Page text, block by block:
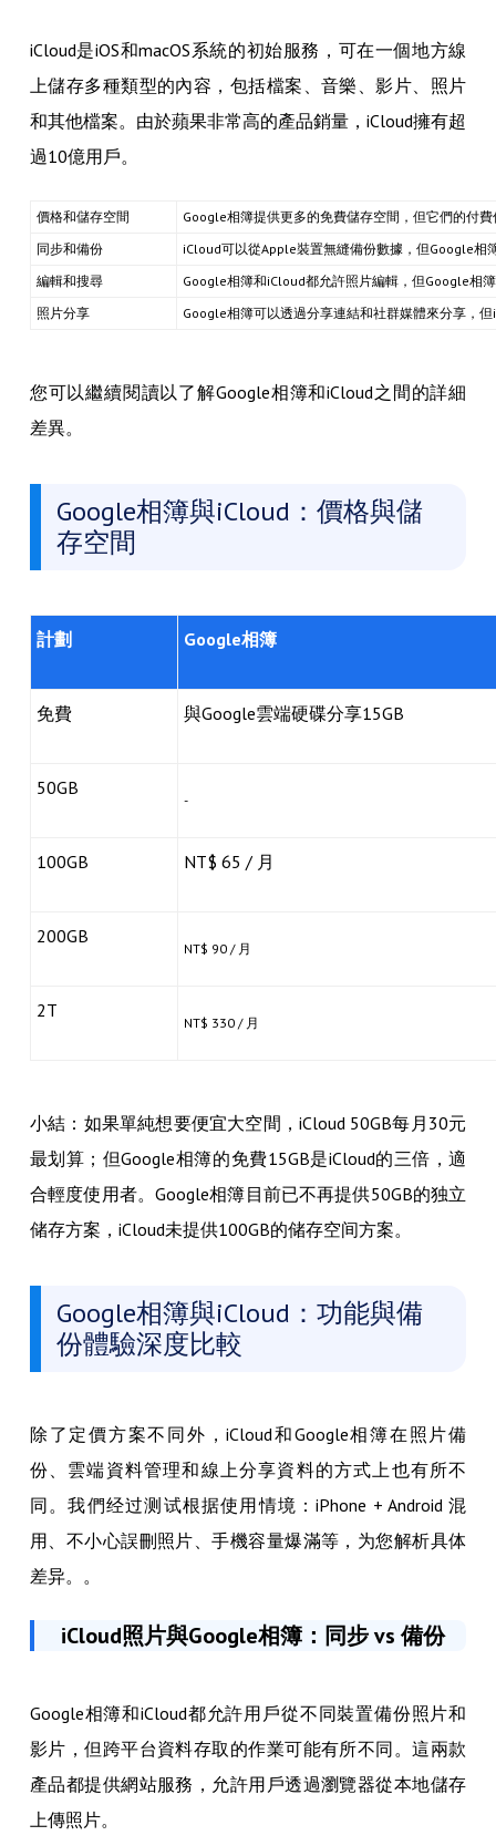
iCloud是iOS和macOS系統的初始服務，可在一個地方線
上儲存多種類型的內容，包括檔案、音樂、影片、照片
和其他檔案。由於蘋果非常高的產品銷量，iCloud擁有超
過10億用戶。
價格和儲存空間
Google相簿提供更多的免費儲存空間，但它們的付
同步和備份
iCloud可以從Apple裝置無縫備份數據，但Google相
編輯和搜尋
Google相簿和iCloud都允許照片編輯，但Google相
照片分享
Google相簿可以透過分享連結和社群媒體來分享，
您可以繼續閱讀以了解Google相簿和iCloud之間的詳細
差異。
Google相簿與iCloud：價格與儲
存空間
計劃 Google相簿
免費 與Google雲端硬碟分享15GB
50GB
-
100GB NT$ 65 / 月
200GB
NT$ 90 / 月
2T
NT$ 330 / 月
小結：如果單純想要便宜大空間，iCloud 50GB每月30元
最划算；但Google相簿的免費15GB是iCloud的三倍，適
合輕度使用者。Google相簿目前已不再提供50GB的独立
储存方案，iCloud未提供100GB的储存空间方案。
Google相簿與iCloud：功能與備
份體驗深度比較
除了定價方案不同外，iCloud和Google相簿在照片備
份、雲端資料管理和線上分享資料的方式上也有所不
同。我們经过测试根据使用情境：iPhone + Android 混
用、不小心誤刪照片、手機容量爆滿等，为您解析具体
差异。。
iCloud照片與Google相簿：同步 vs 備份
Google相簿和iCloud都允許用戶從不同裝置備份照片和
影片，但跨平台資料存取的作業可能有所不同。這兩款
產品都提供網站服務，允許用戶透過瀏覽器從本地儲存
上傳照片。